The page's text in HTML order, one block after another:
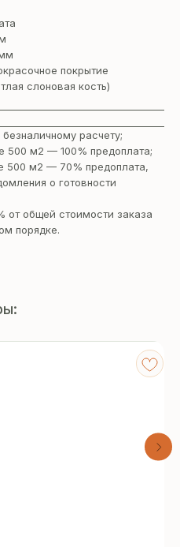
покрытие
cлоновая кость)
расчету;
500 м2 — 100% предоплата;
500 м2 — 70% предоплата,
о готовности
от общей стоимости заказа
порядке.